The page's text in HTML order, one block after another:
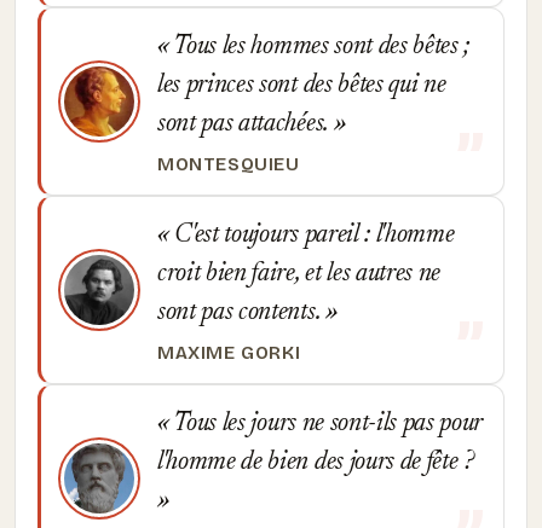
Tous les hommes sont des bêtes ;
les princes sont des bêtes qui ne
sont pas attachées.
MONTESQUIEU
C'est toujours pareil : l'homme
croit bien faire, et les autres ne
sont pas contents.
MAXIME GORKI
Tous les jours ne sont-ils pas pour
l'homme de bien des jours de fête ?